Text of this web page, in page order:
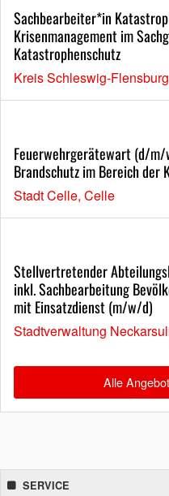
Sachbearbeiter*in
Krisenmanagement im
Katastrophenschutz
Kreis Schleswig-
Feuerwehrgerätewart (d/m/
Brandschutz im Bereich
Stadt Celle, Celle
Stellvertretender
inkl. Sachbearbeitung
mit Einsatzdienst (m/w/d)
Stadtverwaltung
Alle
SERVICE